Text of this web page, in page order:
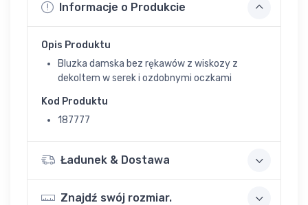
Informacje o Produkcie
Opis Produktu
Bluzka damska bez rękawów z wiskozy z
dekoltem w serek i ozdobnymi oczkami
Kod Produktu
187777
Ładunek & Dostawa
Znajdź swój rozmiar.